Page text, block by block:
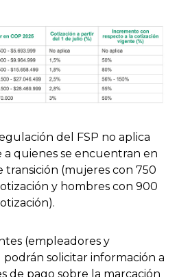
del FSP no aplica
quienes se encuentran en
transición (mujeres con 750
y hombres con 900
(empleadores y
solicitar información a
de pago sobre la marcación